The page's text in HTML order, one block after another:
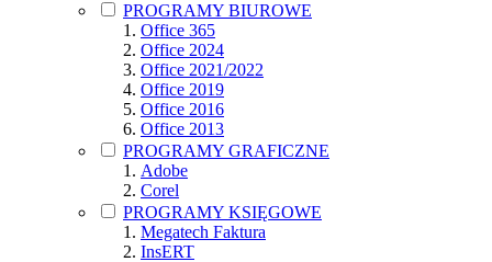
PROGRAMY BIUROWE
Office 365
Office 2024
Office 2021/2022
Office 2019
Office 2016
Office 2013
PROGRAMY GRAFICZNE
Adobe
Corel
PROGRAMY KSIĘGOWE
Megatech Faktura
InsERT